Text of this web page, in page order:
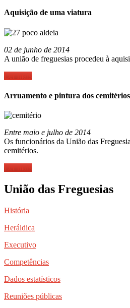
Aquisição de uma viatura
02 de junho de 2014
A união de freguesias procedeu à
Ler mais
Arruamento e pintura dos cemitérios
Entre maio e julho de 2014
Os funcionários da União das
cemitérios.
Ler mais
União das Freguesias
História
Heráldica
Executivo
Competências
Dados estatísticos
Reuniões públicas